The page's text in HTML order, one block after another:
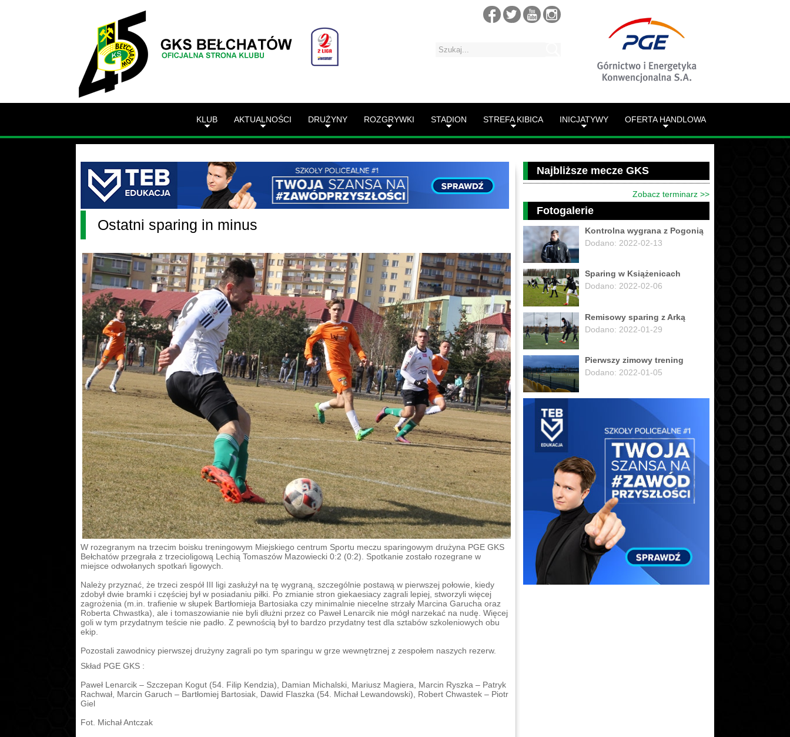
KLUB AKTUALNOŚCI DRUŻYNY ROZGRYWKI STADION STREFA KIBICA INICJATYWY OFERTA HANDLOWA
Ostatni sparing in minus
W rozegranym na trzecim boisku treningowym Miejskiego centrum Sportu meczu sparingowym drużyna PGE GKS
Bełchatów przegrała z trzecioligową Lechią Tomaszów Mazowiecki 0:2 (0:2). Spotkanie zostało rozegrane w
miejsce odwołanych spotkań ligowych.
Należy przyznać, że trzeci zespół III ligi zasłużył na tę wygraną, szczególnie postawą w pierwszej połowie, kiedy
zdobył dwie bramki i częściej był w posiadaniu piłki. Po zmianie stron giekaesiacy zagrali lepiej, stworzyli więcej
zagrożenia (m.in. trafienie w słupek Bartłomieja Bartosiaka czy minimalnie niecelne strzały Marcina Garucha oraz
Roberta Chwastka), ale i tomaszowianie nie byli dłużni przez co Paweł Lenarcik nie mógł narzekać na nudę. Więcej
goli w tym przydatnym teście nie padło. Z pewnością był to bardzo przydatny test dla sztabów szkoleniowych obu
ekip.
Pozostali zawodnicy pierwszej drużyny zagrali po tym sparingu w grze wewnętrznej z zespołem naszych rezerw.
Skład PGE GKS :
Paweł Lenarcik – Szczepan Kogut (54. Filip Kendzia), Damian Michalski, Mariusz Magiera, Marcin Ryszka – Patryk
Rachwał, Marcin Garuch – Bartłomiej Bartosiak, Dawid Flaszka (54. Michał Lewandowski), Robert Chwastek – Piotr
Giel
Fot. Michał Antczak
Najbliższe mecze GKS
Zobacz terminarz >>
Fotogalerie
Kontrolna wygrana z Pogonią
Dodano: 2022-02-13
Sparing w Książenicach
Dodano: 2022-02-06
Remisowy sparing z Arką
Dodano: 2022-01-29
Pierwszy zimowy trening
Dodano: 2022-01-05